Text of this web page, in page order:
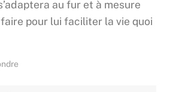
au fur et à mesure
pour lui faciliter la vie quoi